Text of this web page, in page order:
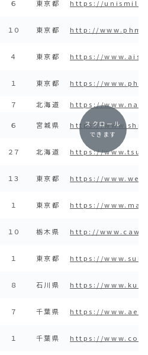
６ 東京都 https://
１０ 東京都 http://
４ 東京都 https://
１ 東京都 https://
７ 北海道 https://
６ 宮城県 https://
２７ 北海道 https://
１３ 東京都 https://
１ 東京都 https://
１０ 栃木県 http://
１ 東京都 https://
８ 石川県 https://
７ 千葉県 https://
１ 千葉県 https://
スクロール
できます